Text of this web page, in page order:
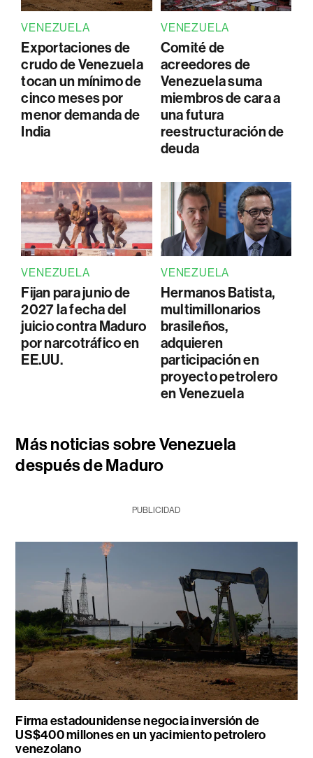
VENEZUELA
Exportaciones de
crudo de Venezuela
tocan un mínimo de
cinco meses por
menor demanda de
India
VENEZUELA
Comité de
acreedores de
Venezuela suma
miembros de cara a
una futura
reestructuración de
deuda
VENEZUELA
Fijan para junio de
2027 la fecha del
juicio contra Maduro
por narcotráfico en
EE.UU.
VENEZUELA
Hermanos Batista,
multimillonarios
brasileños,
adquieren
participación en
proyecto petrolero
en Venezuela
Más noticias sobre Venezuela
después de Maduro
PUBLICIDAD
Firma estadounidense negocia inversión de
US$400 millones en un yacimiento petrolero
venezolano